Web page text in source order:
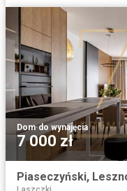
Dom·do wynajęcia
7 000 zł
Piaseczyński,